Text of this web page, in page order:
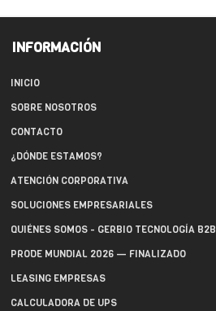
INFORMACIÓN
INICIO
SOBRE NOSOTROS
CONTACTO
¿DÓNDE ESTAMOS?
ATENCIÓN CORPORATIVA
SOLUCIONES EMPRESARIALES
QUIÉNES SOMOS - GERBIO TECNOLOGÍA B2B
PRODE MUNDIAL 2026 — FINALIZADO
LEASING EMPRESAS
CALCULADORA DE UPS